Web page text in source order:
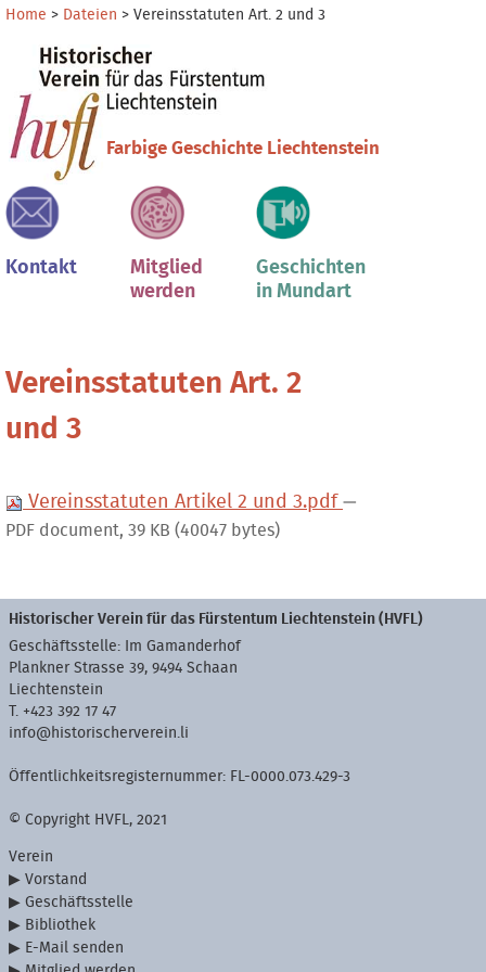
Direkt
Inhalt
Direkt
zur
Navigation
Benutzerspezifische
Home > Dateien >Vereinsstatuten Art. 2 und 3
Farbige Geschichte Liechtenstein
Kontakt
Mitglied
werden
Geschichten
in Mundart
Vereinsstatuten Art. 2
und 3
Vereinsstatuten Artikel 2 und 3.pdf—
PDF document, 39 KB (40047 bytes)
Historischer Verein für das Fürstentum Liechtenstein (HVFL)
Geschäftsstelle: Im Gamanderhof
Plankner Strasse 39, 9494 Schaan
Liechtenstein
T. +423 392 17 47
info@historischerverein.li
Öffentlichkeitsregisternummer: FL-0000.073.429-3
© Copyright HVFL, 2021
Verein
Vorstand
Geschäftsstelle
Bibliothek
E-Mail senden